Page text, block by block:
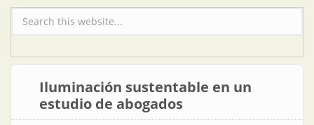
Formulario de búsqueda
Iluminación sustentable en un
estudio de abogados